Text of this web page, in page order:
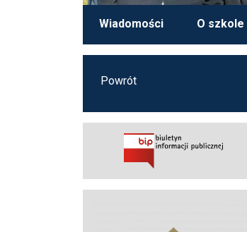
Wiadomości O szkole
Powrót